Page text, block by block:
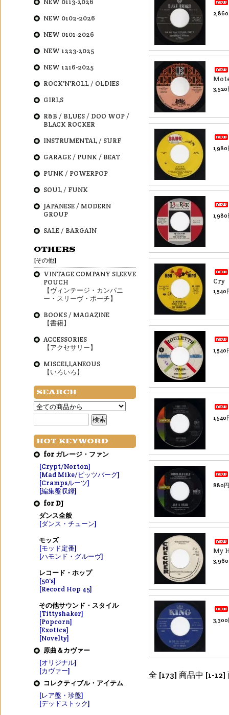
3,520
1,980
1,980
Cry
1,540
1,540
1,540
880
My
全 [173] 商品中 [1-
NEW 0113-2026
NEW 0102-2026
NEW 0101-2026
NEW 1223-2025
NEW 1216-2025
ROCK'N'ROLL / OLDIES
GIRLS
R&B / BLUES / DOO WOP /
BLACK ROCKER
INSTRUMENTAL / SURF
GARAGE / PUNK / BEAT
PUNK / POWERPOP
SOUL / FUNK
JAPANESE / MODERN
GROUP
SALE / BARGAIN
OTHERS
[その他]
VINTAGE COMPANY SLEEVE
POUCH
【ヴィンテージ・カンパニ
ー・スリーヴ・ポーチ】
BOOKS / MAGAZINE
【書籍】
ACCESSORIES
【アクセサリー】
MISCELLANEOUS
【いろいろ】
SEARCH
HOT KEYWORD
for ガレージ・ファン
[Crypt/Norton]
[Mad Mike/ピッツバーグ]
[Crampsルーツ]
[編集盤収録]
for DJ
ダンス全般
[ダンス・チューン]
モッズ
[モッド定番]
[ハモンド・グルーヴ]
レコード・ホップ
[50's]
[Record Hop 45]
その他サウンド・スタイル
[Tittyshaker]
[Popcorn]
[Exotica]
[Novelty]
原曲＆カヴァー
[オリジナル]
[カヴァー]
コレクティブル・アイテム
[レア盤・珍盤]
[デッドストック]